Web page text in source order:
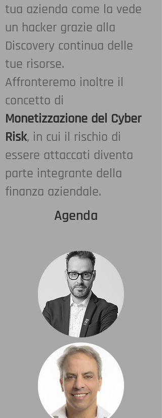
tua azienda come la vede
un hacker grazie alla
Discovery continua delle
tue risorse.
Affronteremo inoltre il
concetto di
Monetizzazione del Cyber
Risk, in cui il rischio di
essere attaccati diventa
parte integrante della
finanza aziendale.
Agenda